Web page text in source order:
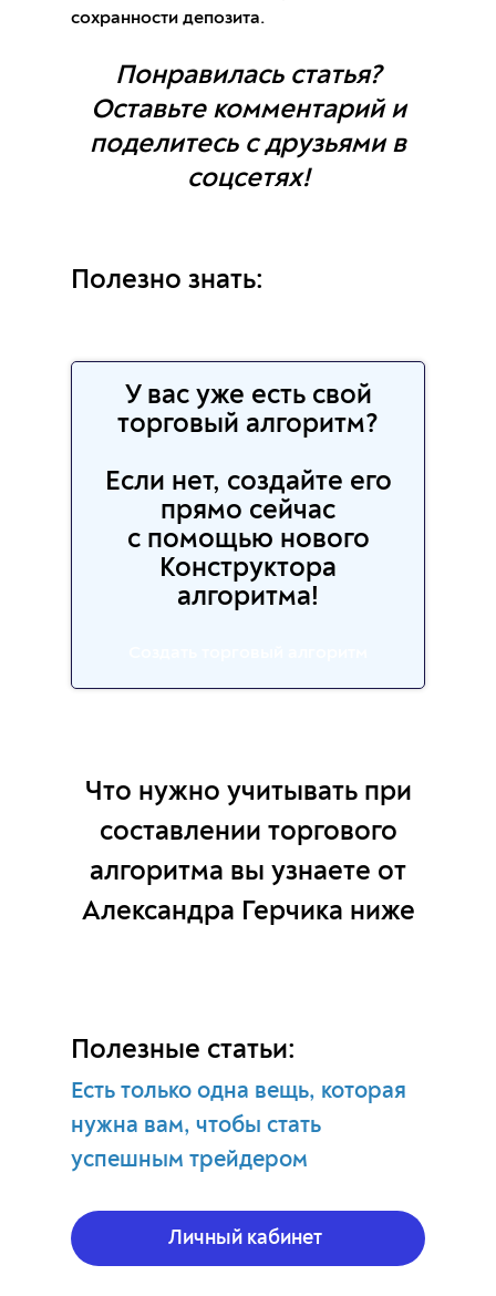
сохранности депозита.
Понравилась статья?
Оставьте комментарий и
поделитесь с друзьями в
соцсетях!
Полезно знать:
У вас уже есть свой
торговый алгоритм?
Если нет, создайте его
прямо сейчас
с помощью нового
Конструктора
алгоритма!
Что нужно учитывать при
составлении торгового
алгоритма вы узнаете от
Александра Герчика ниже
Полезные статьи:
Есть только одна вещь, которая
нужна вам, чтобы стать
успешным трейдером
Личный кабинет